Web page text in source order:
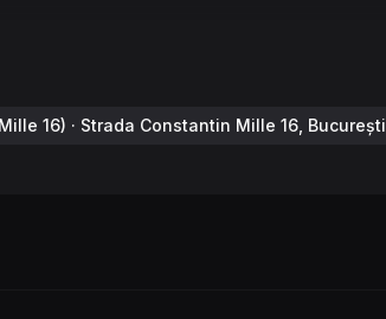
16) · Strada Constantin Mille 16, București